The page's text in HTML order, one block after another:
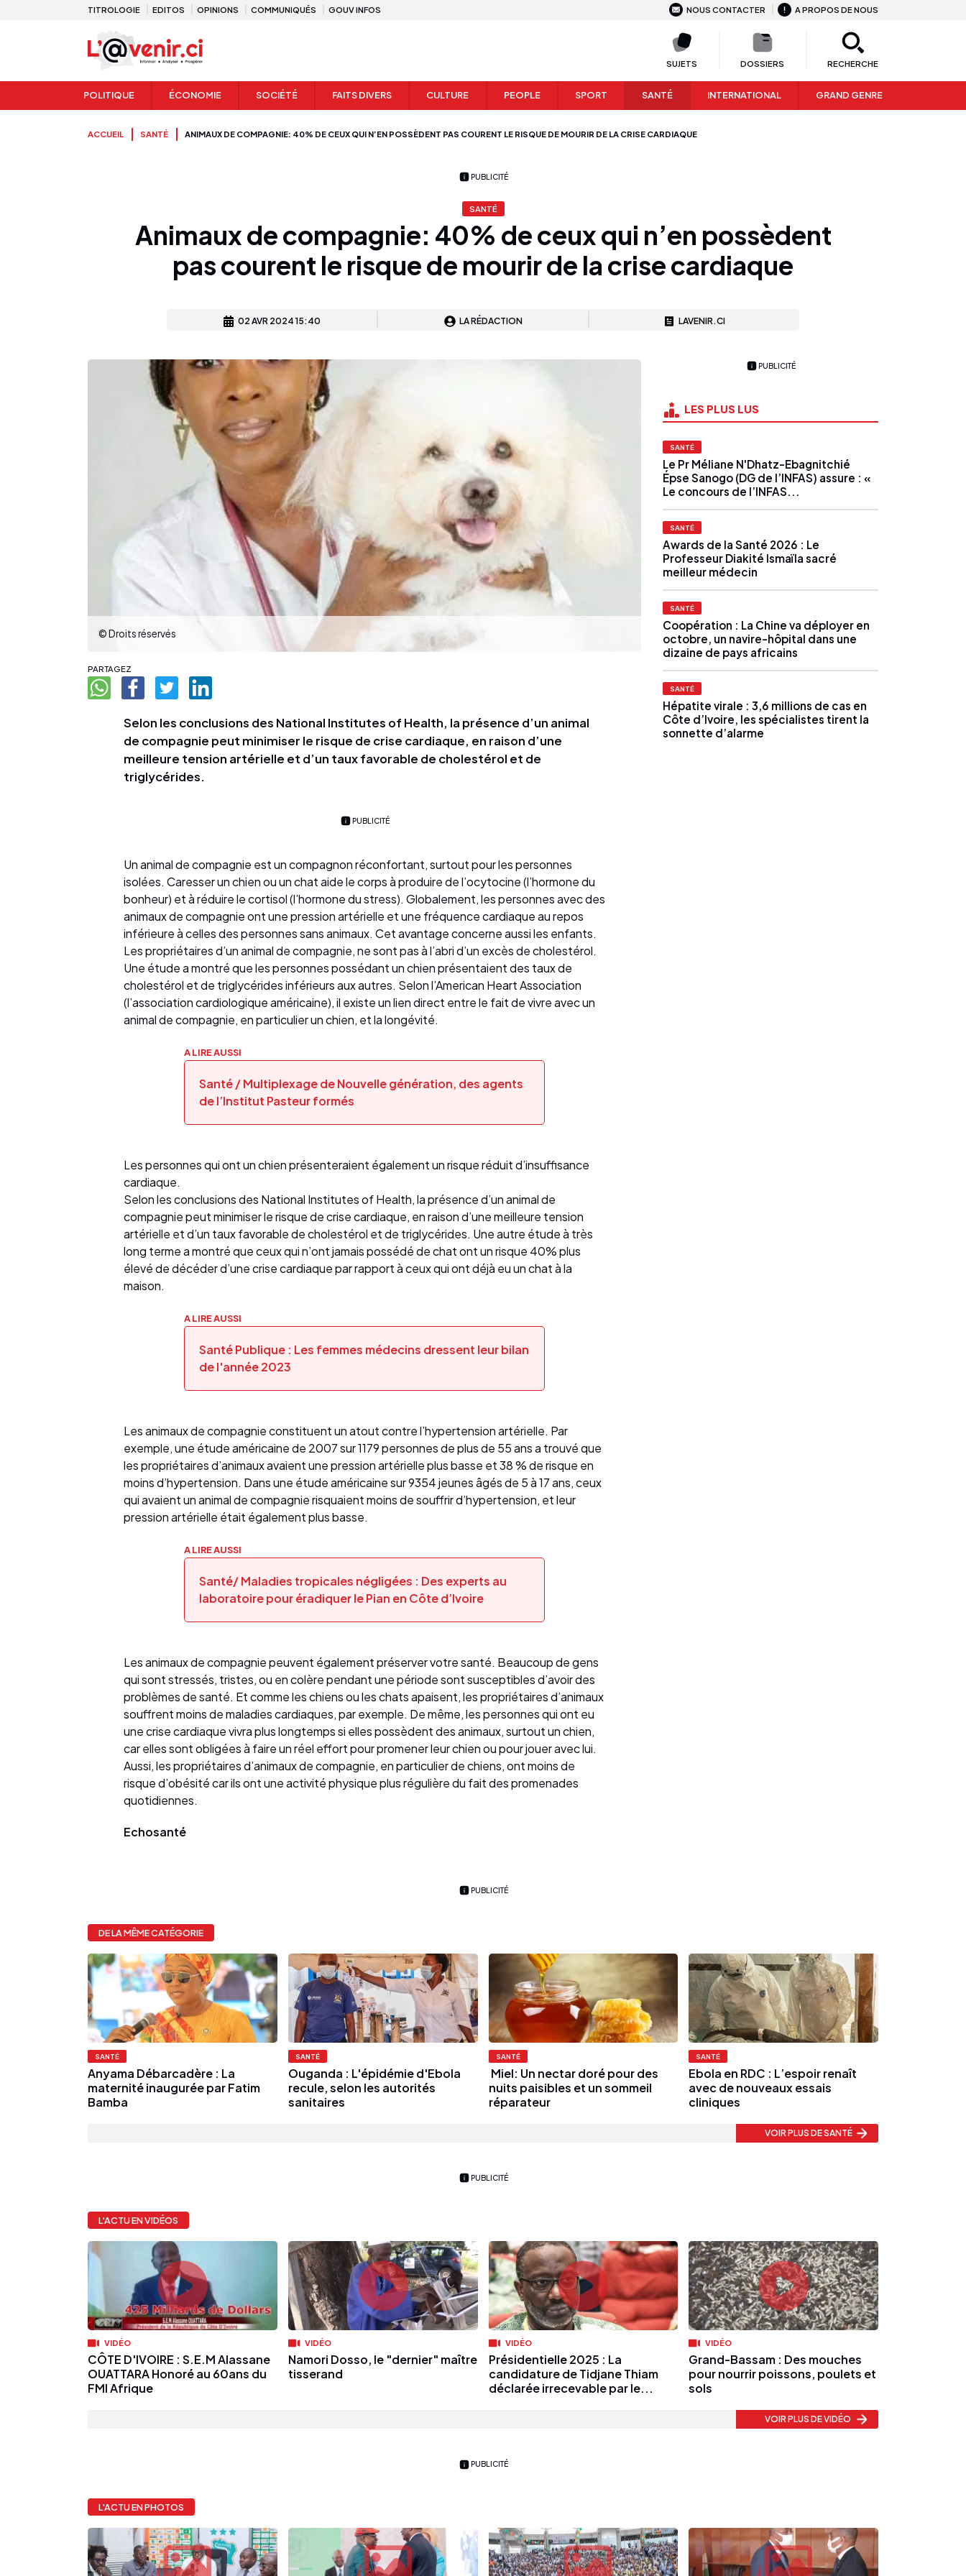
TITROLOGIE EDITOS OPINIONS COMMUNIQUÉS GOUV INFOS NOUS CONTACTER A PROPOS DE NOUS
SUJETS DOSSIERS RECHERCHE
POLITIQUE ÉCONOMIE SOCIÉTÉ FAITS DIVERS CULTURE PEOPLE SPORT SANTÉ INTERNATIONAL GRAND GENRE
ACCUEIL SANTÉ ANIMAUX DE COMPAGNIE: 40% DE CEUX QUI N’EN POSSÈDENT PAS COURENT LE RISQUE DE MOURIR DE LA CRISE CARDIAQUE
PUBLICITÉ
SANTÉ
Animaux de compagnie: 40% de ceux qui n’en possèdent
pas courent le risque de mourir de la crise cardiaque
02 AVR 2024 15:40 LA RÉDACTION LAVENIR.CI
© Droits réservés
PARTAGEZ
Selon les conclusions des National Institutes of Health, la présence d’un animal
de compagnie peut minimiser le risque de crise cardiaque, en raison d’une
meilleure tension artérielle et d’un taux favorable de cholestérol et de
triglycérides.
PUBLICITÉ
Un animal de compagnie est un compagnon réconfortant, surtout pour les personnes
isolées. Caresser un chien ou un chat aide le corps à produire de l’ocytocine (l’hormone du
bonheur) et à réduire le cortisol (l’hormone du stress). Globalement, les personnes avec des
animaux de compagnie ont une pression artérielle et une fréquence cardiaque au repos
inférieure à celles des personnes sans animaux. Cet avantage concerne aussi les enfants.
Les propriétaires d’un animal de compagnie, ne sont pas à l’abri d’un excès de cholestérol.
Une étude a montré que les personnes possédant un chien présentaient des taux de
cholestérol et de triglycérides inférieurs aux autres. Selon l’American Heart Association
(l’association cardiologique américaine), il existe un lien direct entre le fait de vivre avec un
animal de compagnie, en particulier un chien, et la longévité.
A LIRE AUSSI
Santé / Multiplexage de Nouvelle génération, des agents
de l’Institut Pasteur formés
Les personnes qui ont un chien présenteraient également un risque réduit d’insuffisance
cardiaque.
Selon les conclusions des National Institutes of Health, la présence d’un animal de
compagnie peut minimiser le risque de crise cardiaque, en raison d’une meilleure tension
artérielle et d’un taux favorable de cholestérol et de triglycérides. Une autre étude à très
long terme a montré que ceux qui n’ont jamais possédé de chat ont un risque 40% plus
élevé de décéder d’une crise cardiaque par rapport à ceux qui ont déjà eu un chat à la
maison.
A LIRE AUSSI
Santé Publique : Les femmes médecins dressent leur bilan
de l'année 2023
Les animaux de compagnie constituent un atout contre l’hypertension artérielle. Par
exemple, une étude américaine de 2007 sur 1179 personnes de plus de 55 ans a trouvé que
les propriétaires d’animaux avaient une pression artérielle plus basse et 38 % de risque en
moins d’hypertension. Dans une étude américaine sur 9354 jeunes âgés de 5 à 17 ans, ceux
qui avaient un animal de compagnie risquaient moins de souffrir d’hypertension, et leur
pression artérielle était également plus basse.
A LIRE AUSSI
Santé/ Maladies tropicales négligées : Des experts au
laboratoire pour éradiquer le Pian en Côte d’Ivoire
Les animaux de compagnie peuvent également préserver votre santé. Beaucoup de gens
qui sont stressés, tristes, ou en colère pendant une période sont susceptibles d’avoir des
problèmes de santé. Et comme les chiens ou les chats apaisent, les propriétaires d’animaux
souffrent moins de maladies cardiaques, par exemple. De même, les personnes qui ont eu
une crise cardiaque vivra plus longtemps si elles possèdent des animaux, surtout un chien,
car elles sont obligées à faire un réel effort pour promener leur chien ou pour jouer avec lui.
Aussi, les propriétaires d’animaux de compagnie, en particulier de chiens, ont moins de
risque d’obésité car ils ont une activité physique plus régulière du fait des promenades
quotidiennes.
Echosanté
PUBLICITÉ
LES PLUS LUS
SANTÉ
Le Pr Méliane N'Dhatz-Ebagnitchié
Épse Sanogo (DG de l’INFAS) assure : «
Le concours de l’INFAS...
SANTÉ
Awards de la Santé 2026 : Le
Professeur Diakité Ismaïla sacré
meilleur médecin
SANTÉ
Coopération : La Chine va déployer en
octobre, un navire-hôpital dans une
dizaine de pays africains
SANTÉ
Hépatite virale : 3,6 millions de cas en
Côte d’Ivoire, les spécialistes tirent la
sonnette d’alarme
PUBLICITÉ
DE LA MÊME CATÉGORIE
SANTÉ
Anyama Débarcadère : La
maternité inaugurée par Fatim
Bamba
SANTÉ
Ouganda : L'épidémie d'Ebola
recule, selon les autorités
sanitaires
SANTÉ
Miel: Un nectar doré pour des
nuits paisibles et un sommeil
réparateur
SANTÉ
Ebola en RDC : L’espoir renaît
avec de nouveaux essais
cliniques
VOIR PLUS DE SANTÉ
PUBLICITÉ
L'ACTU EN VIDÉOS
VIDÉO
CÔTE D'IVOIRE : S.E.M Alassane
OUATTARA Honoré au 60ans du
FMI Afrique
VIDÉO
Namori Dosso, le "dernier" maître
tisserand
VIDÉO
Présidentielle 2025 : La
candidature de Tidjane Thiam
déclarée irrecevable par le...
VIDÉO
Grand-Bassam : Des mouches
pour nourrir poissons, poulets et
sols
VOIR PLUS DE VIDÉO
PUBLICITÉ
L'ACTU EN PHOTOS